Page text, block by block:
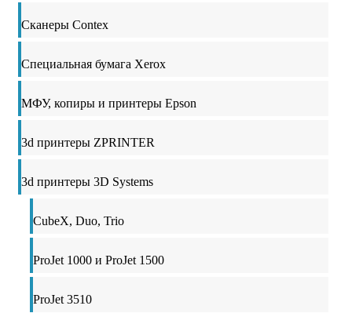
Сканеры Contex
Специальная бумага Xerox
МФУ, копиры и принтеры Epson
3d принтеры ZPRINTER
3d принтеры 3D Systems
CubeX, Duo, Trio
ProJet 1000 и ProJet 1500
ProJet 3510